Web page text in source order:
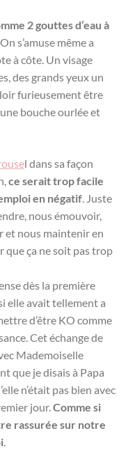
2 gouttes d’eau à
s’amuse même a
à côte. Un visage
des grands yeux un
furieusement être
bouche ourlée et
l dans sa façon
ce serait trop facile
en négatif . Juste
nous émouvoir,
et nous maintenir en
que ça ne soit pas trop
dès la première
elle avait tellement a
d’être KO comme
Cet échange de
Mademoiselle
que je disais à Papa
n’était pas bien avec
jour. Comme si
rassurée sur notre